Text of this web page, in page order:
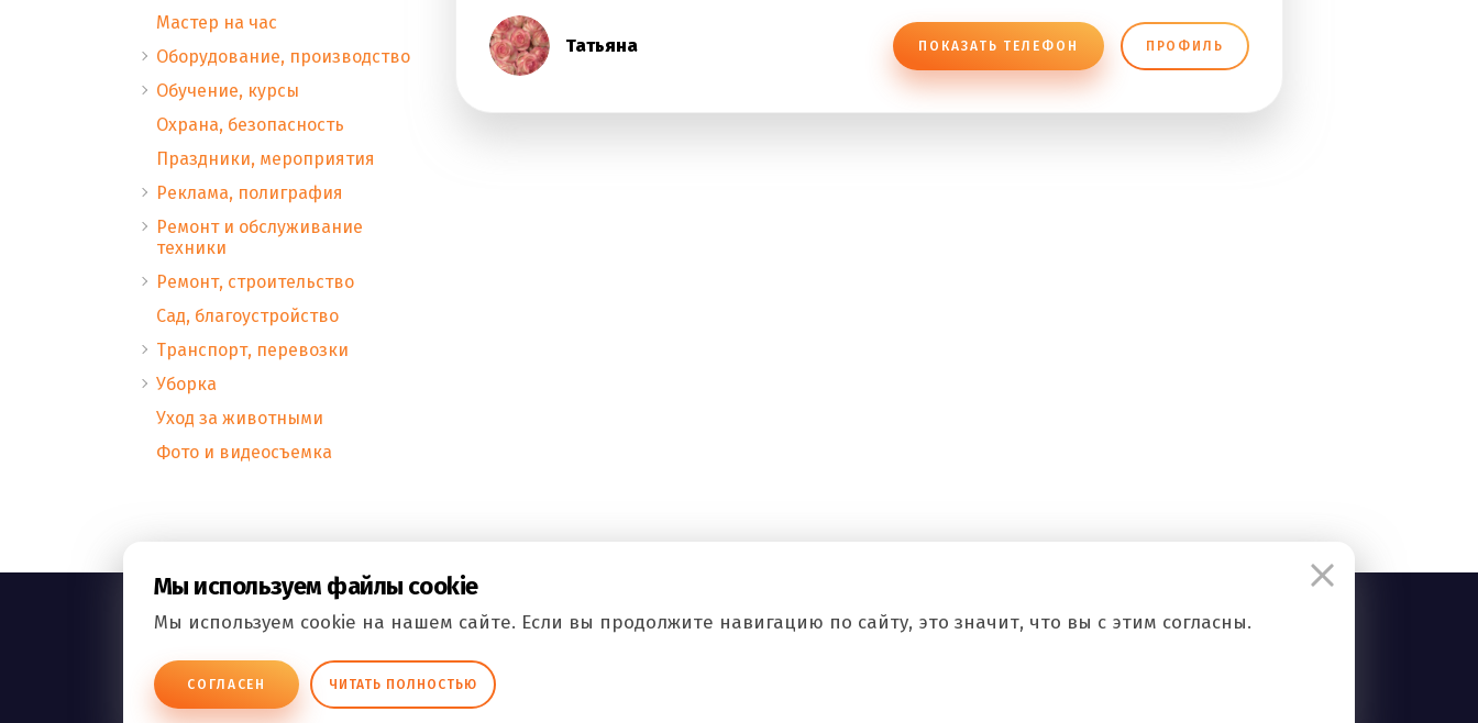
Мастер на час
Оборудование, производство
Обучение, курсы
Охрана, безопасность
Праздники, мероприятия
Реклама, полиграфия
Ремонт и обслуживание
техники
Ремонт, строительство
Сад, благоустройство
Транспорт, перевозки
Уборка
Уход за животными
Фото и видеосъемка
Татьяна ПОКАЗАТЬ ТЕЛЕФОН ПРОФИЛЬ
ВСЕ.РФ Copyright © 2026 Все.Рф Все права защищены
Мы используем файлы cookie
Мы используем cookie на нашем сайте. Если вы продолжите навигацию по сайту, это значит, что вы с этим согласны.
СОГЛАСЕН ЧИТАТЬ ПОЛНОСТЬЮ